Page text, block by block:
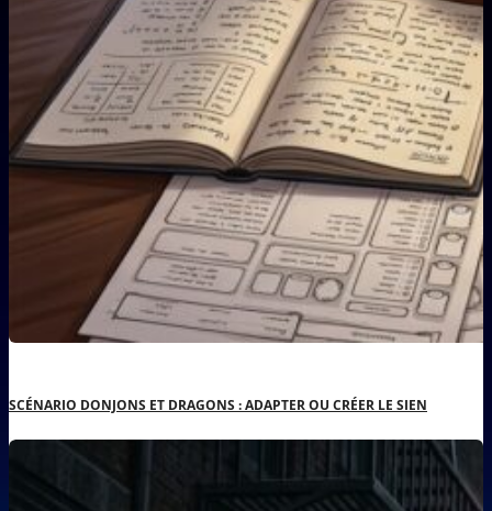
SCÉNARIO DONJONS ET DRAGONS : ADAPTER OU CRÉER LE SIEN